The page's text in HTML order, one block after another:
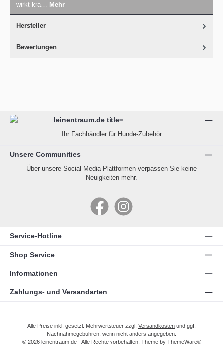
wirkt kra… Mehr
Hersteller
Bewertungen
Ihr Fachhändler für Hunde-Zubehör
Unsere Communities
Über unsere Social Media Plattformen verpassen Sie keine
Neuigkeiten mehr.
FacebookInstagram
Service-Hotline
Shop Service
Informationen
Zahlungs- und Versandarten
Alle Preise inkl. gesetzl. Mehrwertsteuer zzgl. Versandkosten und ggf.
Nachnahmegebühren, wenn nicht anders angegeben.
© 2026 leinentraum.de - Alle Rechte vorbehalten. Theme by ThemeWare®